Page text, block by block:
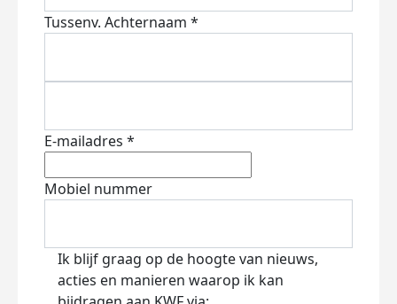
Tussenv. Achternaam *
E-mailadres *
Mobiel nummer
Ik blijf graag op de hoogte van nieuws,
acties en manieren waarop ik kan